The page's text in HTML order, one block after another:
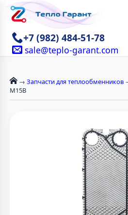
+7 (982) 484-51-78
sale@teplo-garant.com
→ Запчасти для теплообменников
M15B